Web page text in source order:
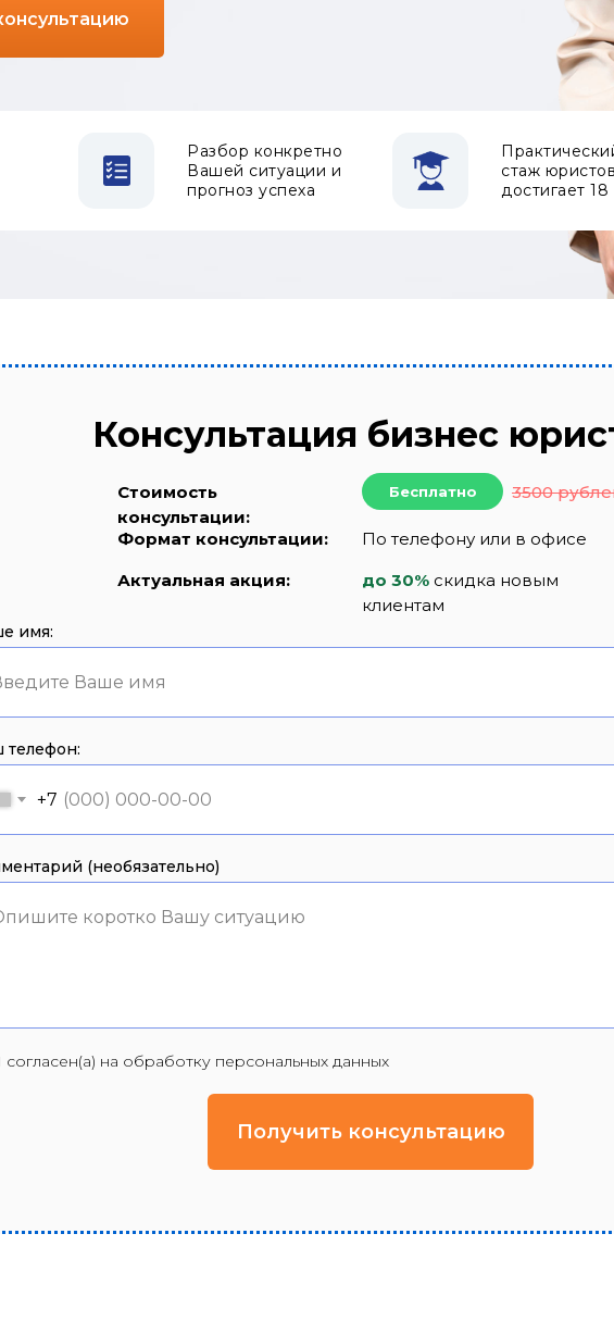
Разбор конкретно
Вашей ситуации и
прогноз успеха
стаж
достигает 18
Консультация бизнес
Бесплатно 3500
Стоимость
консультации:
имя:
Ваше имя
телефон:
+7
(необязательно)
коротко Вашу ситуацию
согласен(а) на обработку персональных данных
Получить консультацию
Актуальная акция: до 30% скидка новым
клиентам
Формат консультации: По телефону или в офисе